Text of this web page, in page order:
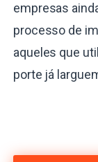
empresas
processo de
aqueles que
porte já